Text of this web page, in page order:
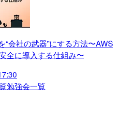
“会社の武器”にする方法〜AWS
全に導入する仕組み〜
勉強会一覧